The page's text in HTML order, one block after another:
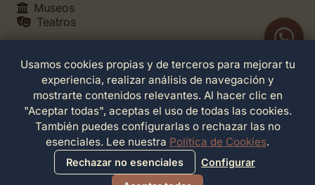
Museos
Teatros
Legales
Política de Privacidad
Política de Cookies
Configuración de Cookies
Términos de Servicio
Contacto
Usamos cookies propias y de terceros para mejorar tu
experiencia, realizar análisis de navegación y
mostrarte contenidos relevantes. Al hacer clic en
"Aceptar todas", aceptas el uso de todas las cookies.
También puedes configurarlas o rechazar las no
esenciales. Lee nuestra Política de Cookies.
Rechazar no esenciales
Configurar